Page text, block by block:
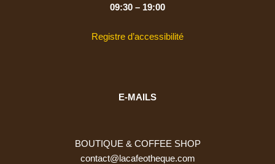
09:30 – 19:00
Registre d’accessibilité
E-MAILS
BOUTIQUE & COFFEE SHOP
contact@lacafeotheque.com